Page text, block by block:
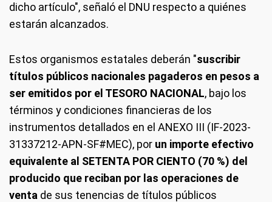
dicho artículo", señaló el DNU respecto a quiénes
estarán alcanzados.
Estos organismos estatales deberán "suscribir
títulos públicos nacionales pagaderos en pesos a
ser emitidos por el TESORO NACIONAL, bajo los
términos y condiciones financieras de los
instrumentos detallados en el ANEXO III (IF-2023-
31337212-APN-SF#MEC), por un importe efectivo
equivalente al SETENTA POR CIENTO (70 %) del
producido que reciban por las operaciones de
venta de sus tenencias de títulos públicos